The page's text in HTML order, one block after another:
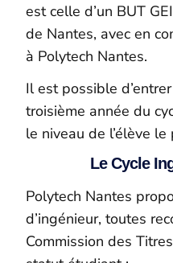
est celle d’un BUT
de Nantes, avec en
à Polytech Nantes.
Il est possible
troisième année du
le niveau de l’élève le
Le Cycle
Polytech Nantes
d’ingénieur, toutes
Commission des